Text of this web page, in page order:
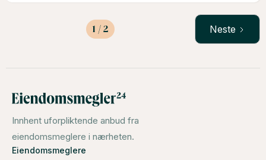
1 / 2 Neste
Innhent uforpliktende anbud fra
eiendomsmeglere i nærheten.
Eiendomsmeglere